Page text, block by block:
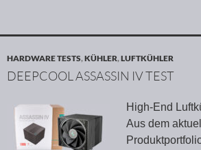
HARDWARE TESTS,KÜHLER,LUFTKÜHLER
DEEPCOOL ASSASSIN IV TEST
High-End
Aus dem